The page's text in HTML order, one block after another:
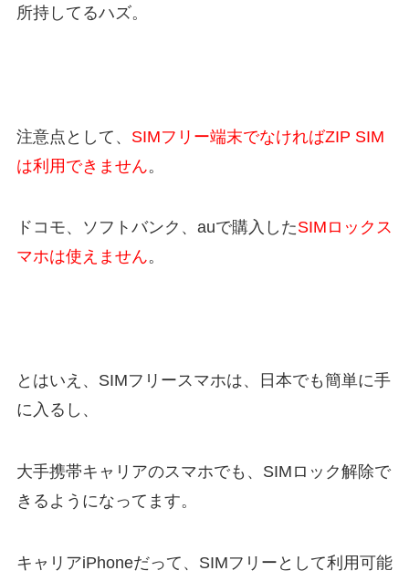
所持してるハズ。
注意点として、 SIMフリー端末でなければZIP SIM
は利用できません。
ドコモ、ソフトバンク、auで購入したSIMロックス
マホは使えません。
とはいえ、SIMフリースマホは、日本でも簡単に手
に入るし、
大手携帯キャリアのスマホでも、SIMロック解除で
きるようになってます。
キャリアiPhoneだって、SIMフリーとして利用可能